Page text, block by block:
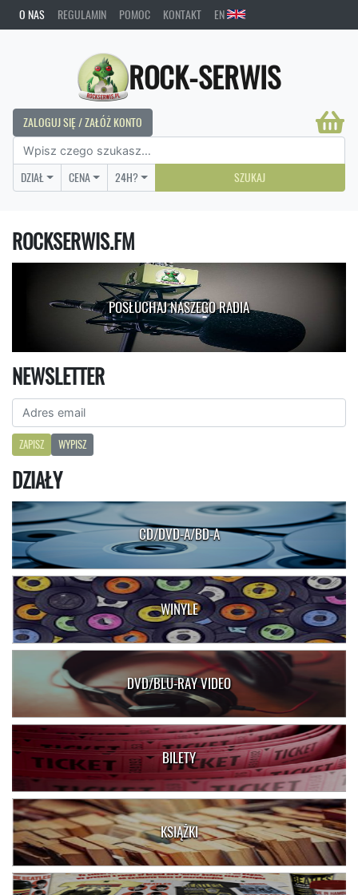
O NAS REGULAMIN POMOC KONTAKT EN
ROCK-SERWIS
ZALOGUJ SIĘ / ZAŁÓŻ KONTO
DZIAŁ CENA 24H? SZUKAJ
ROCKSERWIS.FM
POSŁUCHAJ NASZEGO RADIA
NEWSLETTER
ZAPISZ WYPISZ
DZIAŁY
CD/DVD-A/BD-A
WINYLE
DVD/BLU-RAY VIDEO
BILETY
KSIĄŻKI